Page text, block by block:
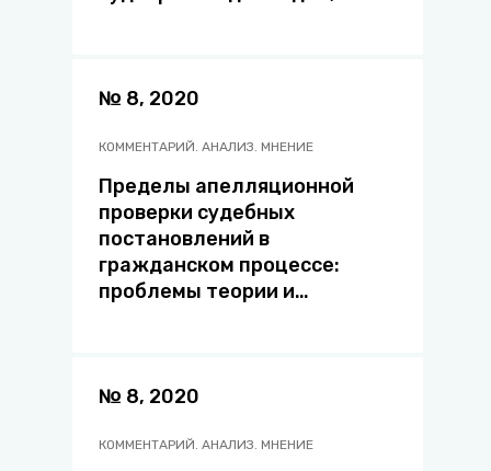
вопросах
№ 8, 2020
КОММЕНТАРИЙ. АНАЛИЗ. МНЕНИЕ
Пределы апелляционной
проверки судебных
постановлений в
гражданском процессе:
проблемы теории и
№ 8, 2020
КОММЕНТАРИЙ. АНАЛИЗ. МНЕНИЕ